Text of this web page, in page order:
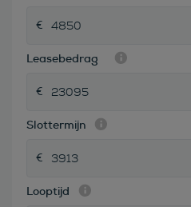
Leasebedrag
Slottermijn
Looptijd